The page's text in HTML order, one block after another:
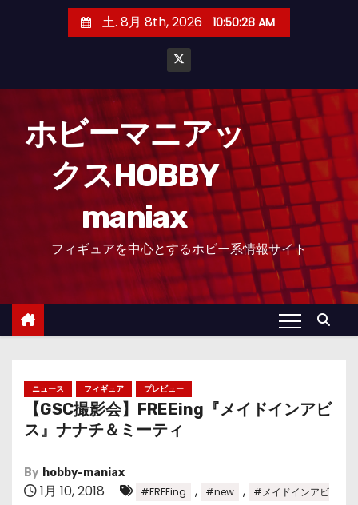
土. 8月 8th, 2026 10:50:30 AM
ホビーマニアッ
クスHOBBY
maniax
フィギュアを中心とするホビー系情報サイト
ニュース フィギュア プレビュー
【GSC撮影会】FREEing『メイドインアビ
ス』ナナチ＆ミーティ
By hobby-maniax
1月 10, 2018 #FREEing , #new ,
#メイドインアビ